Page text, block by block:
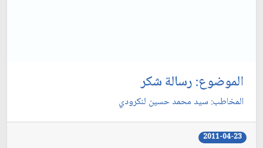
الموضوع: رسالة شكر
المخاطب: سيد محمد حسين لنكرودي‏
2011-04-23